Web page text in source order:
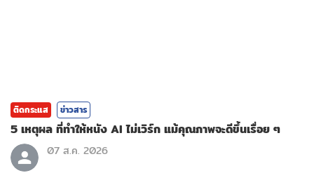
ติดกระแส ข่าวสาร
5 เหตุผล ที่ทำให้หนัง AI ไม่เวิร์ก แม้คุณภาพจะดีขึ้นเรื่อย ๆ
07 ส.ค. 2026